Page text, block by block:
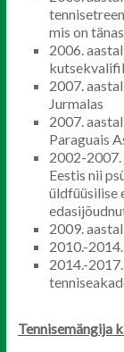
mis on
2006.
2007.
Jurmalas
2007.
Paraguais
2002-
Eestis nii
üldfüüsilise
2009.
2010.-
2014.-
Tennisemängija